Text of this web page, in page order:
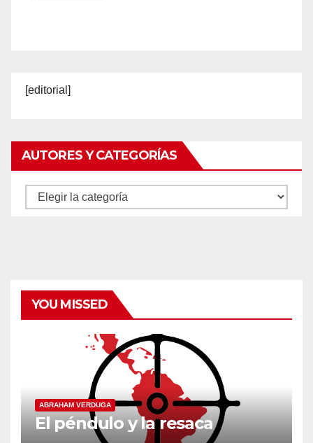
[editorial]
AUTORES Y CATEGORÍAS
Autores
YOU MISSED
ABRAHAM VERDUGA
El péndulo y la resaca